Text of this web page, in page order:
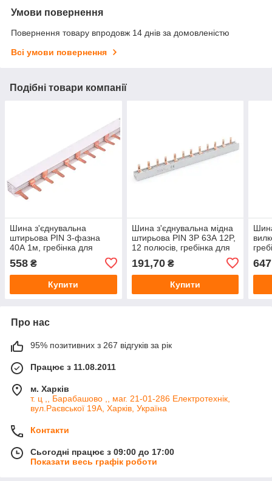
Умови повернення
Повернення товару впродовж 14 днів за домовленістю
Всі умови повернення
Подібні товари компанії
Шина з'єднувальна
штирьова PIN 3-фазна
40А 1м, гребінка для
автоматів, фазна шина на
DIN-рейку
558 ₴
Купити
Шина з'єднувальна мідна
штирьова PIN 3P 63А 12P,
12 полюсів, гребінка для
фазна шина
191,70₴
Купити
Про нас
95% позитивних з 267 відгуків за рік
Працює з 11.08.2011
м. Харків
т. ц ,, Барабашово ,, маг. 21-01-286 Електротехнік,
вул.Раєвської 19А, Харків, Україна
Контакти
Сьогодні працює з 09:00 до 17:00
Показати весь графік роботи